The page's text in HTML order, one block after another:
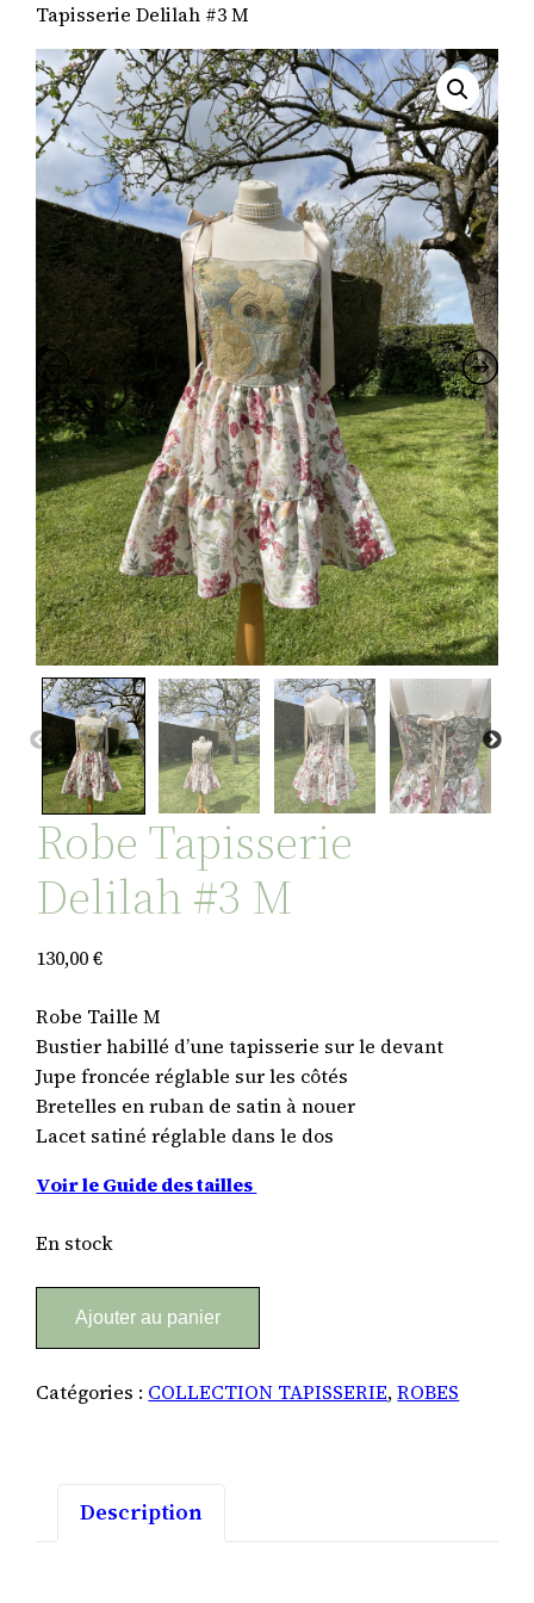
Tapisserie Delilah #3 M
Robe Tapisserie
Delilah #3 M
130,00€
Robe Taille M
Bustier habillé d’une tapisserie sur le devant
Jupe froncée réglable sur les côtés
Bretelles en ruban de satin à nouer
Lacet satiné réglable dans le dos
Voir le Guide des tailles
En stock
Tapisserie
Ajouter au panier
Catégories : COLLECTION TAPISSERIE,ROBES
Description